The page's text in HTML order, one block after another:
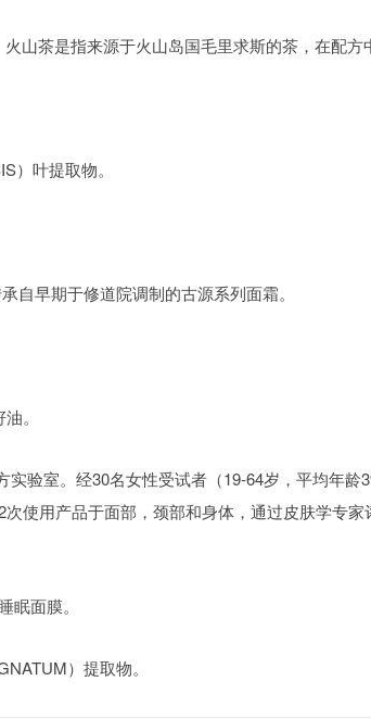
山茶是指来源于火山岛国毛里求斯的茶，在配方
）叶提取物。
自早期于修道院调制的古源系列面霜。
。
验室。经30名女性受试者（19-64岁，平均年龄
使用产品于面部，颈部和身体，通过皮肤学专家
眠面膜。
）提取物。